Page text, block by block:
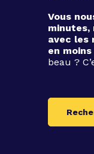
Vous
minutes,
avec les
en moins
beau ?